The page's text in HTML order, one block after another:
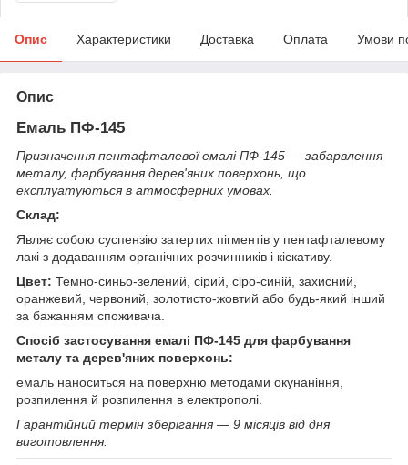
Опис Характеристики Доставка Оплата Умови
Опис
Емаль ПФ-145
Призначення пентафталевої емалі ПФ-145 — забарвлення
металу, фарбування дерев'яних поверхонь, що
експлуатуються в атмосферних умовах.
Склад:
Являє собою суспензію затертих пігментів у пентафталевому
лакі з додаванням органічних розчинників і кіскативу.
Цвет: Темно-синьо-зелений, сірий, сіро-синій, захисний,
оранжевий, червоний, золотисто-жовтий або будь-який інший
за бажанням споживача.
Спосіб застосування емалі ПФ-145 для фарбування
металу та дерев'яних поверхонь:
емаль наноситься на поверхню методами окунаніння,
розпилення й розпилення в електрополі.
Гарантійний термін зберігання — 9 місяців від дня
виготовлення.